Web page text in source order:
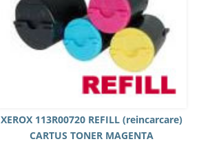
XEROX 113R00720 REFILL (reincarcare)
CARTUS TONER MAGENTA